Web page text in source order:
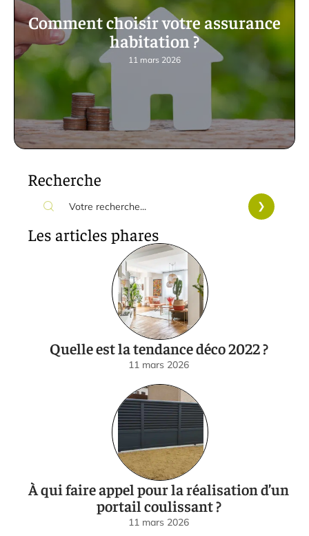
Comment choisir votre assurance
habitation ?
11 mars 2026
Recherche
Les articles phares
Quelle est la tendance déco 2022 ?
11 mars 2026
À qui faire appel pour la réalisation d’un
portail coulissant ?
11 mars 2026